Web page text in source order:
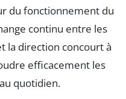
du fonctionnement du
continu entre les
la direction concourt à
efficacement les
quotidien.